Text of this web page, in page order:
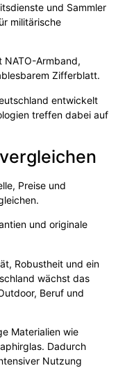
und Sammler
militärische
NATO-Armband,
Zifferblatt.
entwickelt
treffen dabei auf
Preise und
und originale
Robustheit und ein
wächst das
Beruf und
Materialien wie
Dadurch
Nutzung